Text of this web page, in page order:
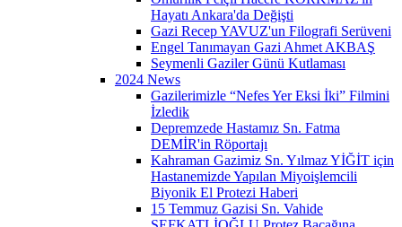
Hayatı Ankara'da Değişti
Gazi Recep YAVUZ'un Filografi Serüveni
Engel Tanımayan Gazi Ahmet AKBAŞ
Seymenli Gaziler Günü Kutlaması
2024 News
Gazilerimizle “Nefes Yer Eksi İki” Filmini
İzledik
Depremzede Hastamız Sn. Fatma
DEMİR'in Röportajı
Kahraman Gazimiz Sn. Yılmaz YİĞİT için
Hastanemizde Yapılan Miyoişlemcili
Biyonik El Protezi Haberi
15 Temmuz Gazisi Sn. Vahide